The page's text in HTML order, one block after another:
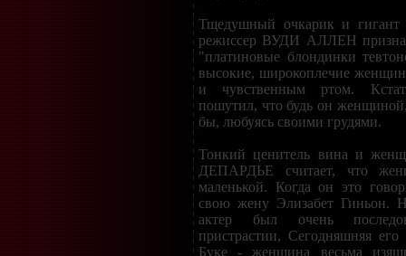
Тщедушный очкарик и гигант
режиссер ВУДИ АЛЛЕН
"платиновые блондинки
высокие, широкоплечие
и чувственным ртом.
пошутил, что будь он
бы, любуясь своими грудями.
Тонкий ценитель вина и
ДЕПАРДЬЕ считает, что
маленькой. Когда он это
свою жену Элизабет Гиньон.
актер был очень
пристрастии, Сегодняшняя
Буке - женщина весьма